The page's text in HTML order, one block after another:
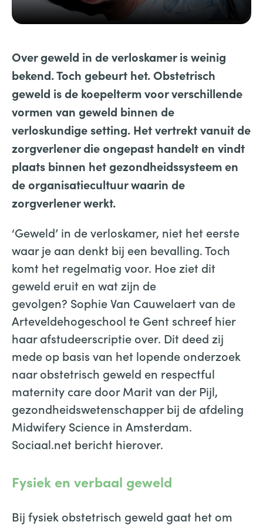
Over geweld in de verloskamer is weinig
bekend. Toch gebeurt het.Obstetrisch
geweld is de koepelterm voor verschillende
vormen van geweld binnen de
verloskundige setting. Het vertrekt vanuit de
zorgverlener die ongepast handelt en vindt
plaats binnen het gezondheidssysteem en
de organisatiecultuur waarin de
zorgverlener werkt.
‘Geweld’ in de verloskamer, niet het eerste
waar je aan denkt bij een bevalling. Toch
komt het regelmatig voor. Hoe ziet dit
geweld eruit en wat zijn de
gevolgen? Sophie Van Cauwelaert van de
Arteveldehogeschool te Gent schreef hier
haar afstudeerscriptie over. Dit deed zij
mede op basis van het lopende onderzoek
naar obstetrisch geweld en respectful
maternity care door Marit van der Pijl,
gezondheidswetenschapper bij de afdeling
Midwifery Science in Amsterdam.
Sociaal.net bericht hierover.
Fysiek en verbaal geweld
Bij fysiek obstetrisch geweld gaat het om